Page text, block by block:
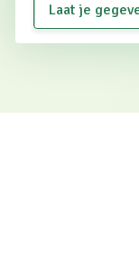
Laat je